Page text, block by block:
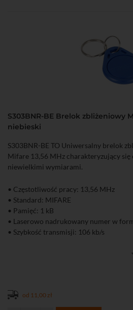
S303BNR-BE Brelok zbliżeniowy
niebieski
S303BNR-BE TO Uniwersalny brelok
Mifare 13,56 MHz charakteryzujący się
niewielkimi wymiarami.
• Częstotliwość pracy: 13,56 MHz
• Standard: MIFARE
• Pamięć: 1 kB
• Laserowo nadrukowany numer w
• Szybkość transmisji: 106 kb/s
od 11,00 zł